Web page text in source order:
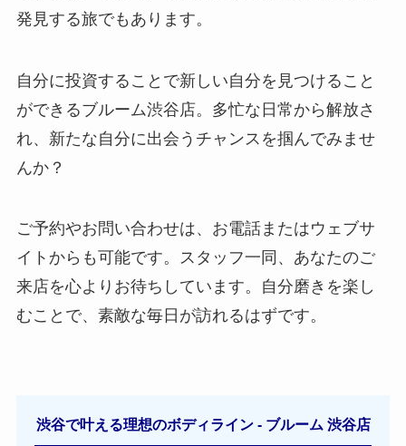
発見する旅でもあります。
自分に投資することで新しい自分を見つけること
ができるブルーム渋谷店。多忙な日常から解放さ
れ、新たな自分に出会うチャンスを掴んでみませ
んか？
ご予約やお問い合わせは、お電話またはウェブサ
イトからも可能です。スタッフ一同、あなたのご
来店を心よりお待ちしています。自分磨きを楽し
むことで、素敵な毎日が訪れるはずです。
渋谷で叶える理想のボディライン - ブルーム 渋谷店